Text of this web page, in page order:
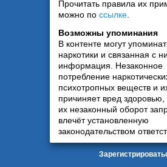
Прочитать правила их
можно по ссылке
Возможны упоминания
В контенте могут
наркотики и связанная с
информация. Незаконное
потребление
психотропных веществ и
причиняет вред здоровью,
их незаконный оборот
влечёт установленную
законодательством